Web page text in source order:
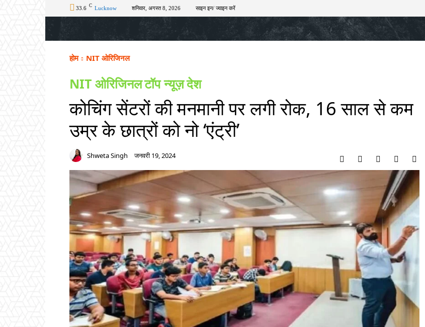
33.6 C Lucknow शनिवार, अगस्त 8, 2026 साइन इन/ ज्वाइन करें
अपराध चुनाव खेल टेक – ऑटो राज्य मनोरंजन लाइफस्टाइल
होम NIT ओरिजिनल
NIT ओरिजिनलटॉप न्यूज़देश
कोचिंग सेंटरों की मनमानी पर लगी रोक, 16 साल से कम
उम्र के छात्रों को नो ‘एंट्री’
Shweta Singh जनवरी 19, 2024